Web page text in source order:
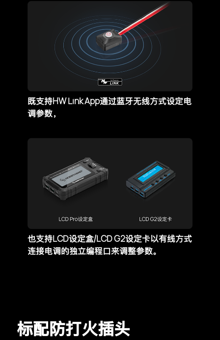
既支持HW Link App通过蓝牙无线方式设定电
调参数，
也支持LCD设定盒/LCD G2设定卡以有线方式
连接电调的独立编程口来调整参数。
标配防打火插头